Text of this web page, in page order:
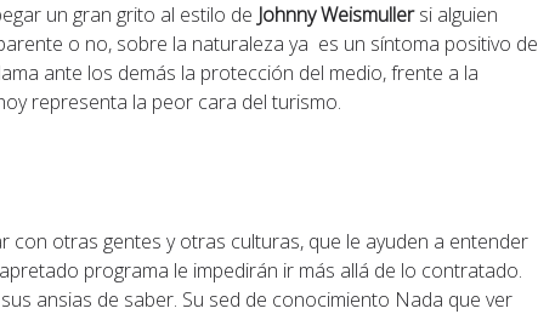
un gran grito al estilo de Johnny Weismullersi alguien
o no, sobre la naturaleza ya es un síntoma positivo de
ante los demás la protección del medio, frente a la
representa la peor cara del turismo.
con otras gentes y otras culturas, que le ayuden a entender
programa le impedirán ir más allá de lo contratado.
ansias de saber. Su sed de conocimiento Nada que ver